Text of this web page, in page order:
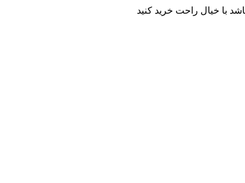
با خیال راحت خرید کنید